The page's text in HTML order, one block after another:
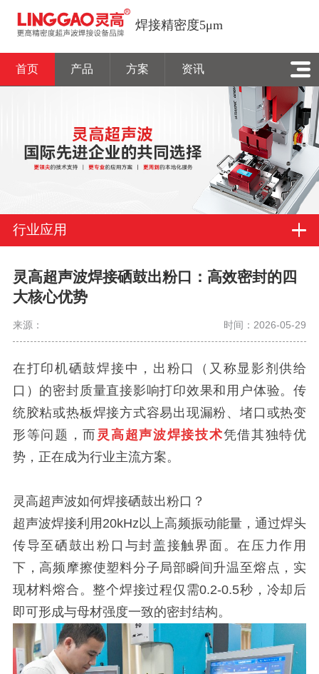
焊接精密度5μm
首页 产品 方案 资讯
行业应用
灵高超声波焊接硒鼓出粉口：高效密封的四
大核心优势
来源： 时间：2026-05-29
在打印机硒鼓焊接中，出粉口（又称显影剂供给
口）的密封质量直接影响打印效果和用户体验。传
统胶粘或热板焊接方式容易出现漏粉、堵口或热变
形等问题，而 灵高超声波焊接技术凭借其独特优
势，正在成为行业主流方案。
灵高超声波如何焊接硒鼓出粉口？
超声波焊接利用20kHz以上高频振动能量，通过焊头
传导至硒鼓出粉口与封盖接触界面。在压力作用
下，高频摩擦使塑料分子局部瞬间升温至熔点，实
现材料熔合。整个焊接过程仅需0.2-0.5秒，冷却后
即可形成与母材强度一致的密封结构。